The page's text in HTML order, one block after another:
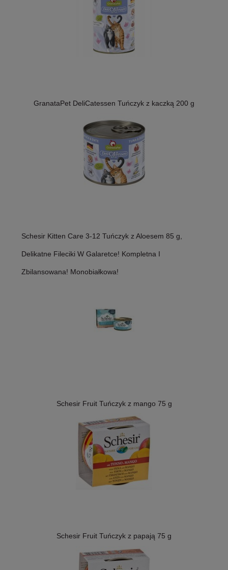
GranataPet DeliCatessen Tuńczyk z kaczką 200 g
Schesir Kitten Care 3-12 Tuńczyk z Aloesem 85 g,
Delikatne Fileciki W Galaretce! Kompletna I
Zbilansowana! Monobiałkowa!
Schesir Fruit Tuńczyk z mango 75 g
Schesir Fruit Tuńczyk z papają 75 g